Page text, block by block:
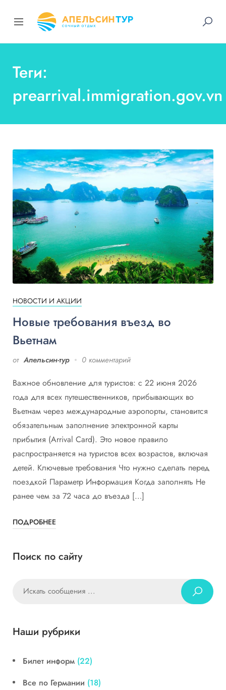
Теги:
prearrival.immigration.gov.vn
НОВОСТИ И АКЦИИ
Новые требования въезд во
Вьетнам
от Апельсин-тур 0 комментарий
Важное обновление для туристов: с 22 июня 2026
года для всех путешественников, прибывающих во
Вьетнам через международные аэропорты, становится
обязательным заполнение электронной карты
прибытия (Arrival Card). Это новое правило
распространяется на туристов всех возрастов, включая
детей. Ключевые требования Что нужно сделать перед
поездкой Параметр Информация Когда заполнять Не
ранее чем за 72 часа до въезда […]
ПОДРОБНЕЕ
Поиск по сайту
Наши рубрики
Билет информ (22)
Все по Германии (18)